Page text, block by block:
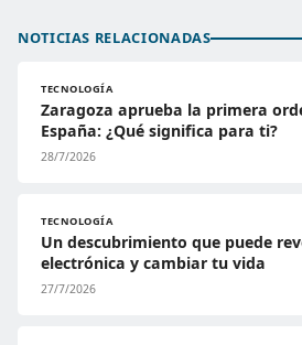
NOTICIAS RELACIONADAS
TECNOLOGÍA
Zaragoza aprueba la primera
España: ¿Qué significa para ti?
28/7/2026
TECNOLOGÍA
Un descubrimiento que puede
electrónica y cambiar tu vida
27/7/2026